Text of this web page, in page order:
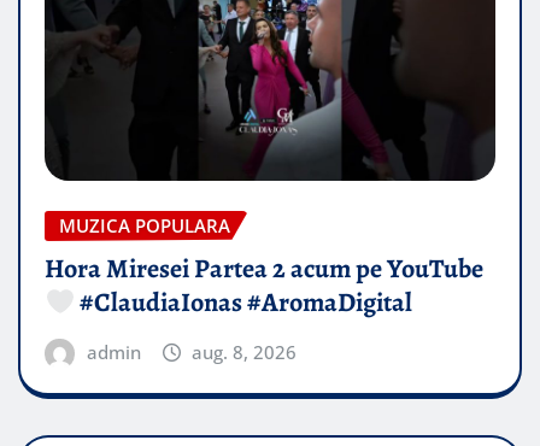
MUZICA POPULARA
Hora Miresei Partea 2 acum pe YouTube
#ClaudiaIonas #AromaDigital
admin aug. 8, 2026